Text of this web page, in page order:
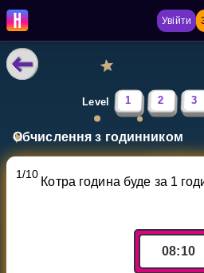
Увійти
НАВЧАЛЬНІ МАТЕРІАЛИ
Curriculum
Multiplication Master
Level 1 2 3
Обчислення з годинником
1/10
Котра година буде за 1
08:10